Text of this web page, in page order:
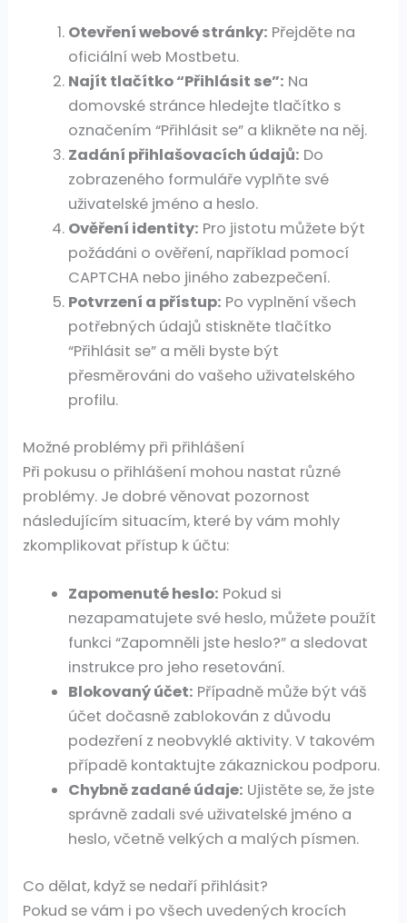
Otevření webové stránky: Přejděte na
oficiální web Mostbetu.
Najít tlačítko “Přihlásit se”: Na
domovské stránce hledejte tlačítko s
označením “Přihlásit se” a klikněte na něj.
Zadání přihlašovacích údajů: Do
zobrazeného formuláře vyplňte své
uživatelské jméno a heslo.
Ověření identity: Pro jistotu můžete být
požádáni o ověření, například pomocí
CAPTCHA nebo jiného zabezpečení.
Potvrzení a přístup: Po vyplnění všech
potřebných údajů stiskněte tlačítko
“Přihlásit se” a měli byste být
přesměrováni do vašeho uživatelského
profilu.
Možné problémy při přihlášení
Při pokusu o přihlášení mohou nastat různé
problémy. Je dobré věnovat pozornost
následujícím situacím, které by vám mohly
zkomplikovat přístup k účtu:
Zapomenuté heslo: Pokud si
nezapamatujete své heslo, můžete použít
funkci “Zapomněli jste heslo?” a sledovat
instrukce pro jeho resetování.
Blokovaný účet: Případně může být váš
účet dočasně zablokován z důvodu
podezření z neobvyklé aktivity. V takovém
případě kontaktujte zákaznickou podporu.
Chybně zadané údaje: Ujistěte se, že jste
správně zadali své uživatelské jméno a
heslo, včetně velkých a malých písmen.
Co dělat, když se nedaří přihlásit?
Pokud se vám i po všech uvedených krocích